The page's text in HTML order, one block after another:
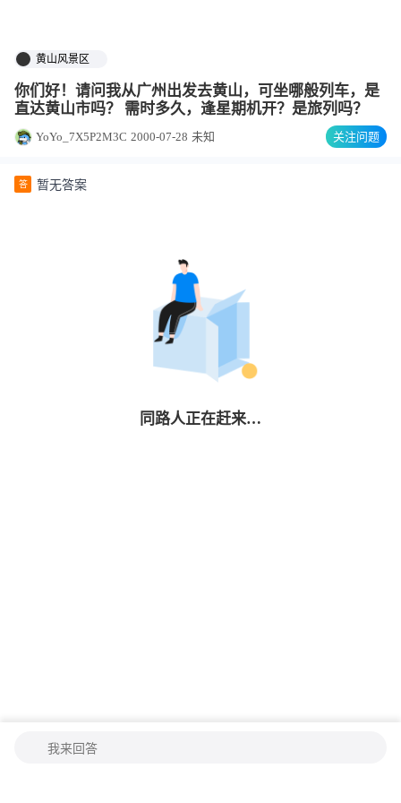
黄山风景区
你们好！请问我从广州出发去黄山，可坐哪般列车，是
直达黄山市吗？ 需时多久，逢星期机开？是旅列吗？
YoYo_7X5P2M3C 2000-07-28 未知 关注问题
答 暂无答案
同路人正在赶来…